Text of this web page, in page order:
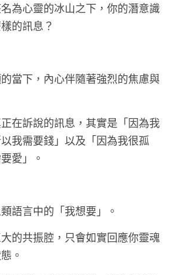
為心靈的冰山之下，你的潛意識
的訊息？
當下，內心伴隨著強烈的焦慮與
在訴說的訊息，其實是「因為我
我需要錢」以及「因為我很孤
愛」。
語言中的「我想要」。
的共振腔，只會如實回應你靈魂
。